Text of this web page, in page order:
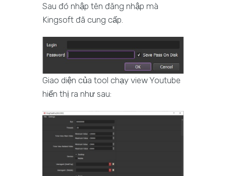
Sau đó nhập tên đăng nhập mà
Kingsoft đã cung cấp.
Giao diện của tool chạy view Youtube
hiển thị ra như sau: